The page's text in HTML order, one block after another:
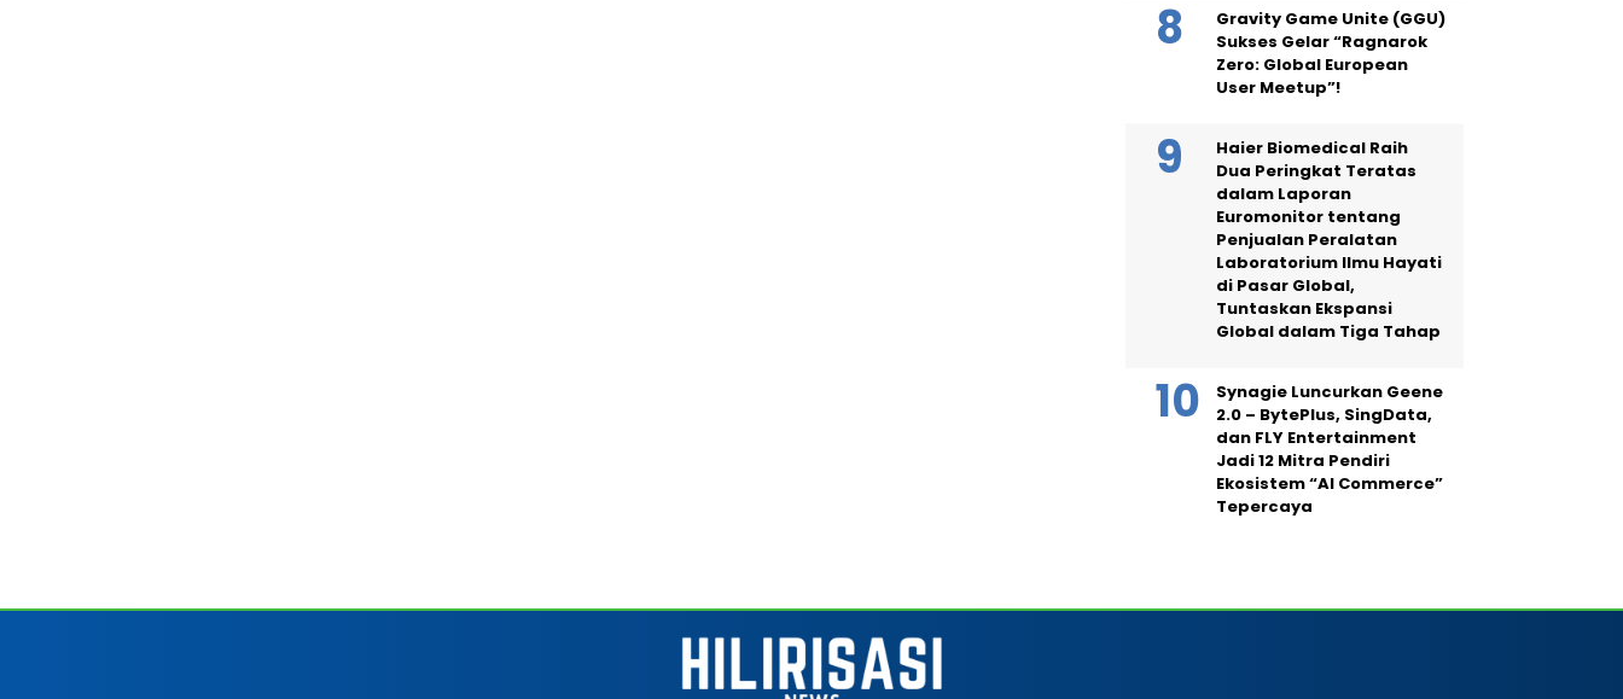
Gravity Game Unite (GGU)
Sukses Gelar “Ragnarok
Zero: Global European
User Meetup”!
Haier Biomedical Raih
Dua Peringkat Teratas
dalam Laporan
Euromonitor tentang
Penjualan Peralatan
Laboratorium Ilmu Hayati
di Pasar Global,
Tuntaskan Ekspansi
Global dalam Tiga Tahap
Synagie Luncurkan Geene
2.0 – BytePlus, SingData,
dan FLY Entertainment
Jadi 12 Mitra Pendiri
Ekosistem “AI Commerce”
Tepercaya